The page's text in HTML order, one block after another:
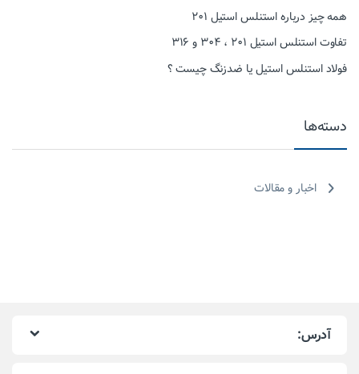
همه چیز درباره استنلس استیل ۲۰۱
تفاوت استنلس استیل ۲۰۱ ، ۳۰۴ و ۳۱۶
فولاد استنلس استیل یا ضدزنگ چیست ؟
دسته‌ها
اخبار و مقالات
آدرس: